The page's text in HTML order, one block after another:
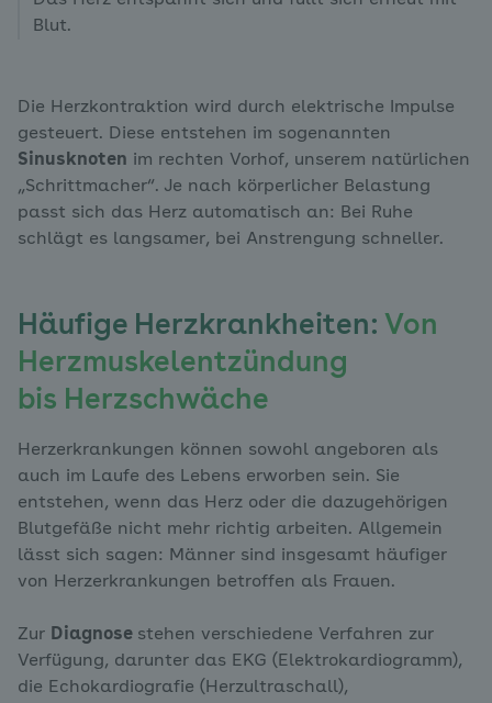
Blut.
Die Herzkontraktion wird durch elektrische Impulse
gesteuert. Diese entstehen im sogenannten
Sinusknoten im rechten Vorhof, unserem natürlichen
„Schrittmacher“. Je nach körperlicher Belastung
passt sich das Herz automatisch an: Bei Ruhe
schlägt es langsamer, bei Anstrengung schneller.
Häufige Herzkrankheiten: Von
Herzmuskelentzündung
bis Herzschwäche
Herzerkrankungen können sowohl angeboren als
auch im Laufe des Lebens erworben sein. Sie
entstehen, wenn das Herz oder die dazugehörigen
Blutgefäße nicht mehr richtig arbeiten. Allgemein
lässt sich sagen: Männer sind insgesamt häufiger
von Herzerkrankungen betroffen als Frauen.
Zur Diagnose stehen verschiedene Verfahren zur
Verfügung, darunter das EKG (Elektrokardiogramm),
die Echokardiografie (Herzultraschall),